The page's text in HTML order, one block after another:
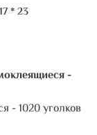
* 23
-
- 1020 уголков